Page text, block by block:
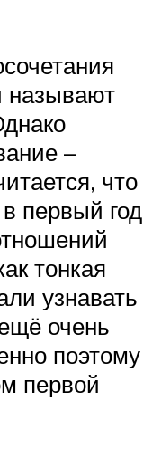
называют
–
что
первый год
тонкая
узнавать
очень
поэтому
первой